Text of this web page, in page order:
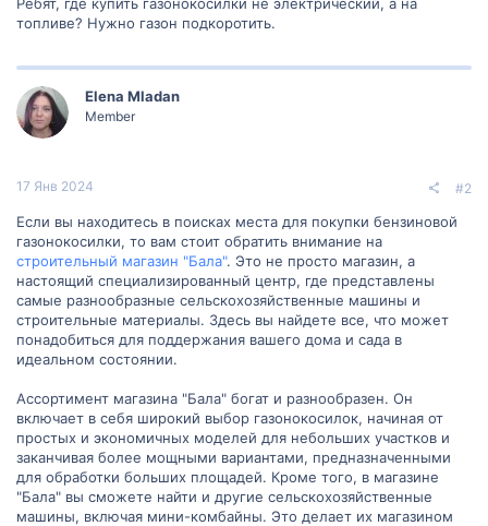
топливе? Нужно газон подкоротить.
Elena Mladan
Member
17 Янв 2024 #2
Если вы находитесь в поисках места для покупки бензиновой
газонокосилки, то вам стоит обратить внимание на
строительный магазин "Бала". Это не просто магазин, а
настоящий специализированный центр, где представлены
самые разнообразные сельскохозяйственные машины и
строительные материалы. Здесь вы найдете все, что может
понадобиться для поддержания вашего дома и сада в
идеальном состоянии.
Ассортимент магазина "Бала" богат и разнообразен. Он
включает в себя широкий выбор газонокосилок, начиная от
простых и экономичных моделей для небольших участков и
заканчивая более мощными вариантами, предназначенными
для обработки больших площадей. Кроме того, в магазине
"Бала" вы сможете найти и другие сельскохозяйственные
машины, включая мини-комбайны. Это делает их магазином